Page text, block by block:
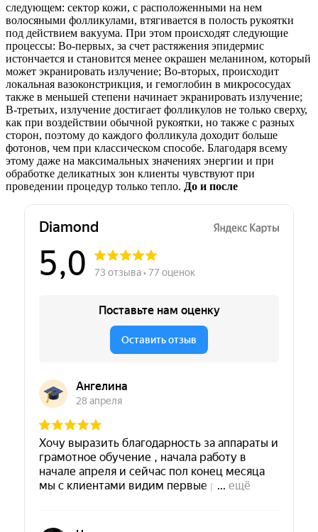
следующем: сектор кожи, с расположенными на нем
волосяными фолликулами, втягивается в полость рукоятки
под действием вакуума. При этом происходят следующие
процессы: Во-первых, за счет растяжения эпидермис
истончается и становится менее окрашен меланином, который
может экранировать излучение; Во-вторых, происходит
локальная вазоконстрикция, и гемоглобин в микрососудах
также в меньшей степени начинает экранировать излучение;
В-третьих, излучение достигает фолликулов не только сверху,
как при воздействии обычной рукоятки, но также с разных
сторон, поэтому до каждого фолликула доходит больше
фотонов, чем при классическом способе. Благодаря всему
этому даже на максимальных значениях энергии и при
обработке деликатных зон клиенты чувствуют при
проведении процедур только тепло. До и после